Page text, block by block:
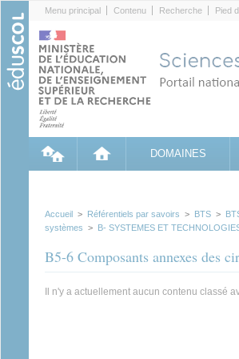
Menu principal Contenu Recherche Pied
DOMAINES
Accueil > Référentiels par savoirs > BTS >
systèmes > B- SYSTEMES ET
B5-6 Composants annexes des
Il n'y a actuellement aucun contenu classé